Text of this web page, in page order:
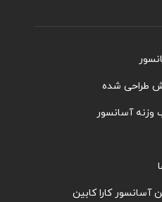
طراحی شده
آسانسور
کارا کابین